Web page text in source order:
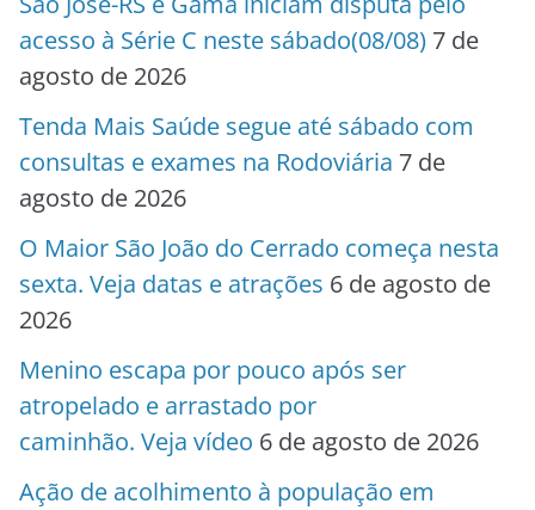
acesso à Série C neste sábado(08/08) 7 de
agosto de 2026
Tenda Mais Saúde segue até sábado com
consultas e exames na Rodoviária 7 de
agosto de 2026
O Maior São João do Cerrado começa nesta
sexta. Veja datas e atrações 6 de agosto de
2026
Menino escapa por pouco após ser
atropelado e arrastado por
caminhão. Veja vídeo 6 de agosto de 2026
Ação de acolhimento à população em